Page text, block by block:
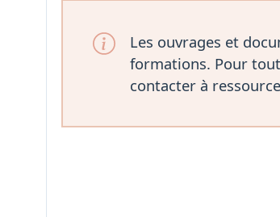
Les ouvrages et
formations. Pour
contacter à